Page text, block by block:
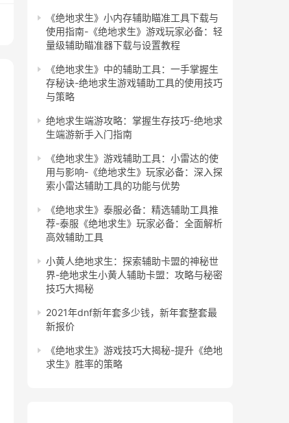
《绝地求生》小内存辅助瞄准工具下载与
使用指南-《绝地求生》游戏玩家必备：轻
量级辅助瞄准器下载与设置教程
《绝地求生》中的辅助工具：一手掌握生
存秘诀-绝地求生游戏辅助工具的使用技巧
与策略
绝地求生端游攻略：掌握生存技巧-绝地求
生端游新手入门指南
《绝地求生》游戏辅助工具：小雷达的使
用与影响-《绝地求生》玩家必备：深入探
索小雷达辅助工具的功能与优势
《绝地求生》泰服必备：精选辅助工具推
荐-泰服《绝地求生》玩家必备：全面解析
高效辅助工具
小黄人绝地求生：探索辅助卡盟的神秘世
界-绝地求生小黄人辅助卡盟：攻略与秘密
技巧大揭秘
2021年dnf新年套多少钱，新年套整套最
新报价
《绝地求生》游戏技巧大揭秘-提升《绝地
求生》胜率的策略